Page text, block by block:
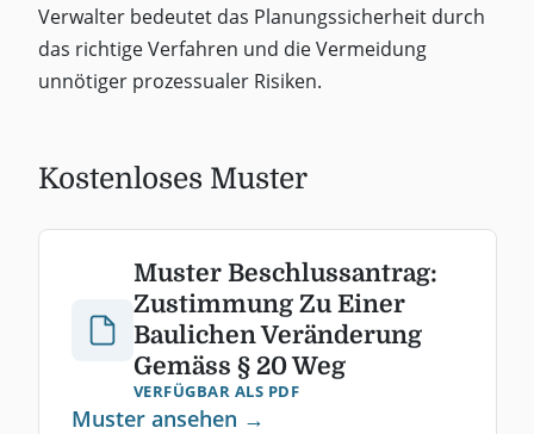
Verwalter bedeutet das Planungssicherheit durch
das richtige Verfahren und die Vermeidung
unnötiger prozessualer Risiken.
Kostenloses Muster
Muster Beschlussantrag:
Zustimmung Zu Einer
Baulichen Veränderung
Gemäss § 20 Weg
VERFÜGBAR ALS PDF
Muster ansehen →